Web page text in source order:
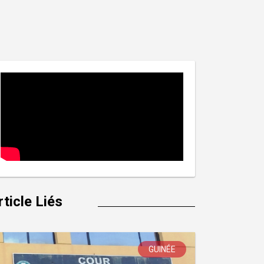
Liés
GUINÉE